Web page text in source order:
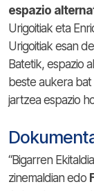
espazio
Urigoitiak eta
Urigoitiak esan
Batetik, espazio
beste aukera
jartzea espazio
“Bigarren
zinemaldian edo